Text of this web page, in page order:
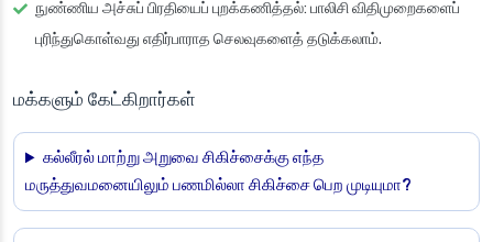
நுண்ணிய அச்சுப் பிரதியைப் புறக்கணித்தல்: பாலிசி விதிமுறைகளைப்
புரிந்துகொள்வது எதிர்பாராத செலவுகளைத் தடுக்கலாம்.
மக்களும் கேட்கிறார்கள்
கல்லீரல் மாற்று அறுவை சிகிச்சைக்கு எந்த
மருத்துவமனையிலும் பணமில்லா சிகிச்சை பெற முடியுமா?